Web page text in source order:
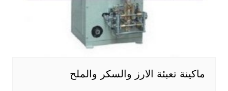
ماكينة تعبئة الارز والسكر والملح